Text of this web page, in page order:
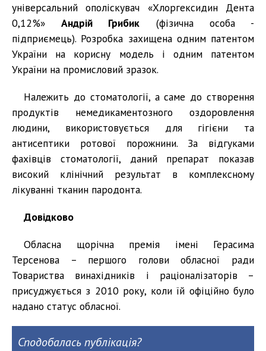
універсальний ополіскувач «Хлоргексидин Дента
0,12%»Андрій Грибик (фізична особа -
підприємець). Розробка захищена одним патентом
України на корисну модель і одним патентом
України на промисловий зразок.
Належить до стоматології, а саме до створення
продуктів немедикаментозного оздоровлення
людини, використовується для гігієни та
антисептики ротової порожнини. За відгуками
фахівців стоматології, даний препарат показав
високий клінічний результат в комплексному
лікуванні тканин пародонта.
Довідково
Обласна щорічна премія імені Герасима
Терсенова – першого голови обласної ради
Товариства винахідників і раціоналізаторів –
присуджується з 2010 року, коли їй офіційно було
надано статус обласної.
Сподобалась публікація?